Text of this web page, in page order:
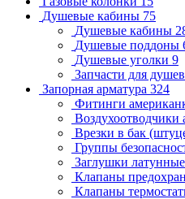
Душевые кабины 75
Душевые кабины
Душевые поддоны
Душевые уголки 9
Запчасти для
Запорная арматура 324
Фитинги
Воздухоотводчики
Врезки в бак
Группы
Заглушки латунные
Клапаны
Клапаны